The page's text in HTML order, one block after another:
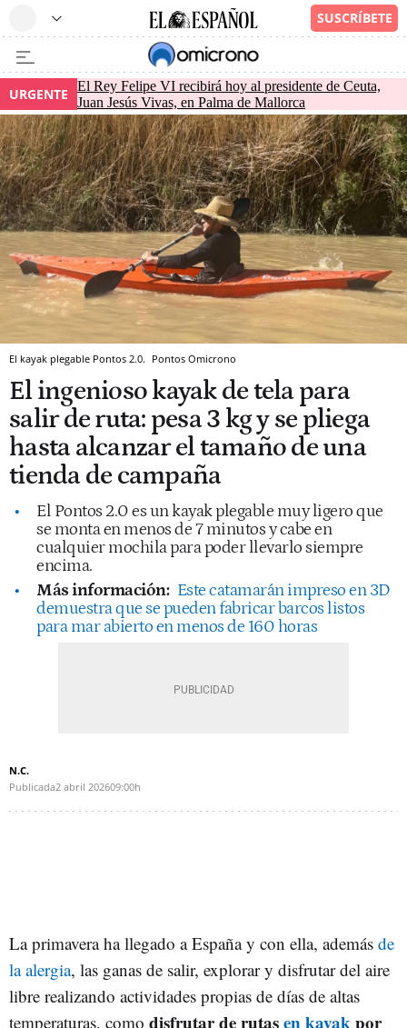
URGENTE
El Rey Felipe VI recibirá hoy al presidente de Ceuta,
Juan Jesús Vivas, en Palma de Mallorca
El kayak plegable Pontos 2.0. Pontos Omicrono
El ingenioso kayak de tela para
salir de ruta: pesa 3 kg y se pliega
hasta alcanzar el tamaño de una
tienda de campaña
El Pontos 2.0 es un kayak plegable muy ligero que
se monta en menos de 7 minutos y cabe en
cualquier mochila para poder llevarlo siempre
encima.
Más información: Este catamarán impreso en 3D
demuestra que se pueden fabricar barcos listos
para mar abierto en menos de 160 horas
N.C.
Publicada2 abril 202609:00h
La primavera ha llegado a España y con ella, además de
la alergia, las ganas de salir, explorar y disfrutar del aire
libre realizando actividades propias de días de altas
temperaturas, como disfrutar de rutasen kayakpor